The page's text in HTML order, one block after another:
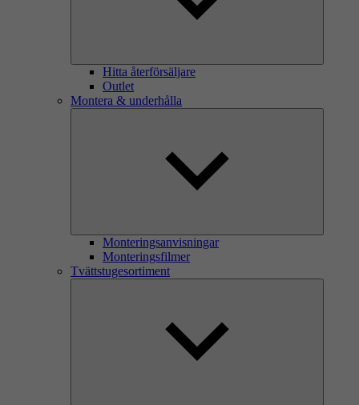
Hitta återförsäljare
Outlet
Montera & underhålla
Monteringsanvisningar
Monteringsfilmer
Tvättstugesortiment